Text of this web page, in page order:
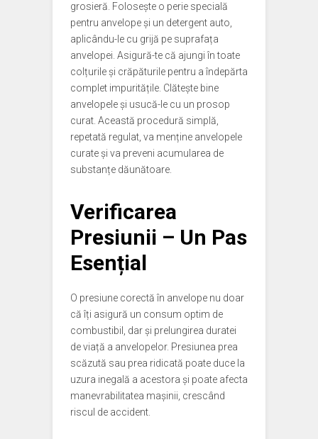
grosieră. Folosește o perie specială
pentru anvelope și un detergent auto,
aplicându-le cu grijă pe suprafața
anvelopei. Asigură-te că ajungi în toate
colțurile și crăpăturile pentru a îndepărta
complet impuritățile. Clătește bine
anvelopele și usucă-le cu un prosop
curat. Această procedură simplă,
repetată regulat, va menține anvelopele
curate și va preveni acumularea de
substanțe dăunătoare.
Verificarea
Presiunii – Un Pas
Esențial
O presiune corectă în anvelope nu doar
că îți asigură un consum optim de
combustibil, dar și prelungirea duratei
de viață a anvelopelor. Presiunea prea
scăzută sau prea ridicată poate duce la
uzura inegală a acestora și poate afecta
manevrabilitatea mașinii, crescând
riscul de accident.